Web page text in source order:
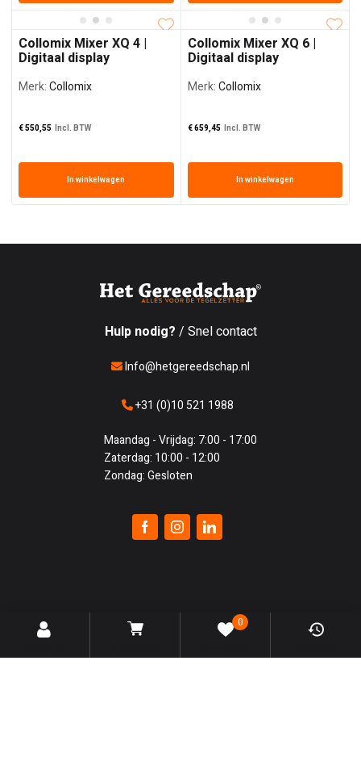
0
Collomix Mixer XQ 4 |
Digitaal display
€550,55 Incl. BTW
In winkelwagen
Merk:Collomix
Collomix Mixer XQ 6 |
Digitaal display
€659,45 Incl. BTW
In winkelwagen
Merk:Collomix
Hulp nodig? / Snel contact
Info@hetgereedschap.nl
+31 (0)10 521 1988
Maandag - Vrijdag: 7:00 - 17:00
Zaterdag: 10:00 - 12:00
Zondag: Gesloten